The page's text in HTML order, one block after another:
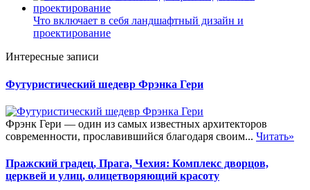
Что включает в себя ландшафтный дизайн и
проектирование
Интересные записи
Футуристический шедевр Фрэнка Гери
Фрэнк Гери — один из самых известных архитекторов
современности, прославившийся благодаря своим... Читать»
Пражский градец, Прага, Чехия: Комплекс дворцов,
церквей и улиц, олицетворяющий красоту